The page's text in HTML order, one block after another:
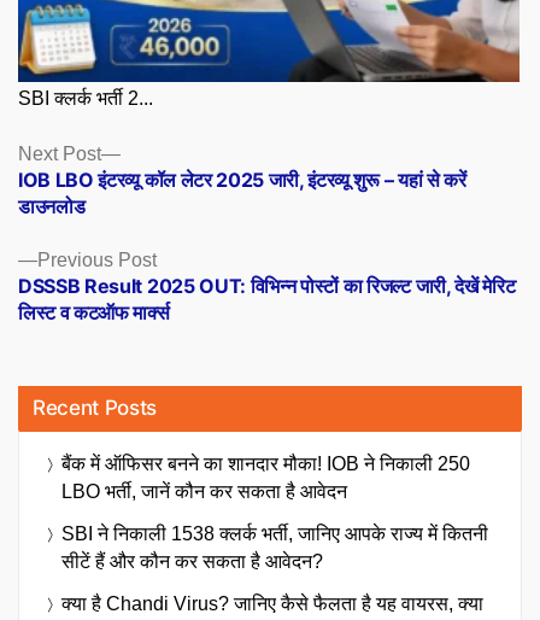
SBI क्लर्क भर्ती 2...
Posts
navigation
Previous PostPrevious
post:
DSSSB Result 2025 OUT: विभिन्न पोस्टों का रिजल्ट जारी, देखें मेरिट
लिस्ट व कटऑफ मार्क्स
Next Post
Next
post:
IOB LBO इंटरव्यू कॉल लेटर 2025 जारी, इंटरव्यू शुरू – यहां से करें
डाउनलोड
Recent Posts
बैंक में ऑफिसर बनने का शानदार मौका! IOB ने निकाली 250
LBO भर्ती, जानें कौन कर सकता है आवेदन
SBI ने निकाली 1538 क्लर्क भर्ती, जानिए आपके राज्य में कितनी
सीटें हैं और कौन कर सकता है आवेदन?
क्या है Chandi Virus? जानिए कैसे फैलता है यह वायरस, क्या